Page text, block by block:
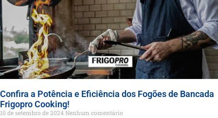
Confira a Potência e Eficiência dos Fogões de Bancada
Frigopro Cooking!
10 de setembro de 2024 Nenhum comentário